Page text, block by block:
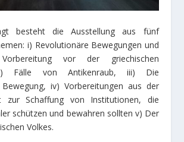
besteht die Ausstellung aus fünf
i) Revolutionäre Bewegungen und
vor der griechischen
Fälle von Antikenraub, iii) Die
Bewegung, iv) Vorbereitungen aus der
zur Schaffung von Institutionen, die
schützen und bewahren sollten v) Der
Volkes.